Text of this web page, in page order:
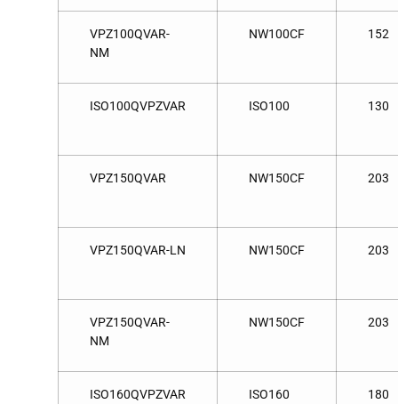
VPZ100QVAR-
NM
NW100CF 152
ISO100QVPZVAR ISO100 130
VPZ150QVAR NW150CF 203
VPZ150QVAR-LN NW150CF 203
VPZ150QVAR-
NM
NW150CF 203
ISO160QVPZVAR ISO160 180